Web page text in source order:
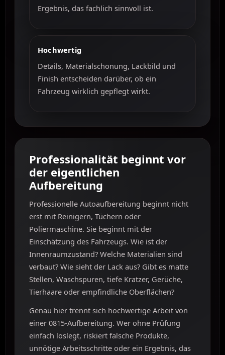
Ergebnis, das fachlich sinnvoll ist.
Hochwertig
Details, Materialschonung, Lackbild und
Finish entscheiden darüber, ob ein
Fahrzeug wirklich gepflegt wirkt.
Professionalität beginnt vor
der eigentlichen
Aufbereitung
Professionelle Autoaufbereitung beginnt nicht
erst mit Reinigern, Tüchern oder
Poliermaschine. Sie beginnt mit der
Einschätzung des Fahrzeugs. Wie ist der
Innenraumzustand? Welche Materialien sind
verbaut? Wie sieht der Lack aus? Gibt es matte
Stellen, Waschspuren, tiefe Kratzer, Gerüche,
Tierhaare oder empfindliche Oberflächen?
Genau hier trennt sich hochwertige Arbeit von
einer 0815-Aufbereitung. Wer ohne Prüfung
einfach loslegt, riskiert falsche Produkte,
unnötige Arbeitsschritte oder ein Ergebnis, das